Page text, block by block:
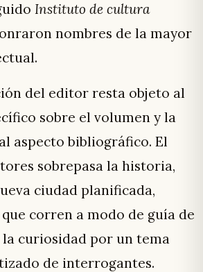
Instituto de cultura
nombres de la mayor
del editor resta objeto al
sobre el volumen y la
aspecto bibliográfico. El
sobrepasa la historia,
ciudad planificada,
corren a modo de guía de
curiosidad por un tema
de interrogantes.